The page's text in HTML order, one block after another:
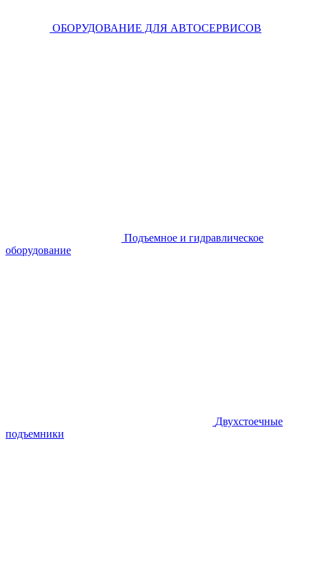
ОБОРУДОВАНИЕ ДЛЯ АВТОСЕРВИСОВ
Подъемное и гидравлическое
оборудование
Двухстоечные
подъемники